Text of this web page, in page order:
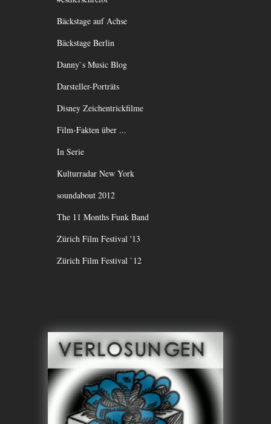
Bäckstage auf Achse
Bäckstage Berlin
Danny`s Music Blog
Darsteller-Porträts
Disney Zeichentrickfilme
Film-Fakten über ...
In Serie
Kulturradar New York
soundabout 2012
The 11 Months Funk Band
Zürich Film Festival '13
Zürich Film Festival `12